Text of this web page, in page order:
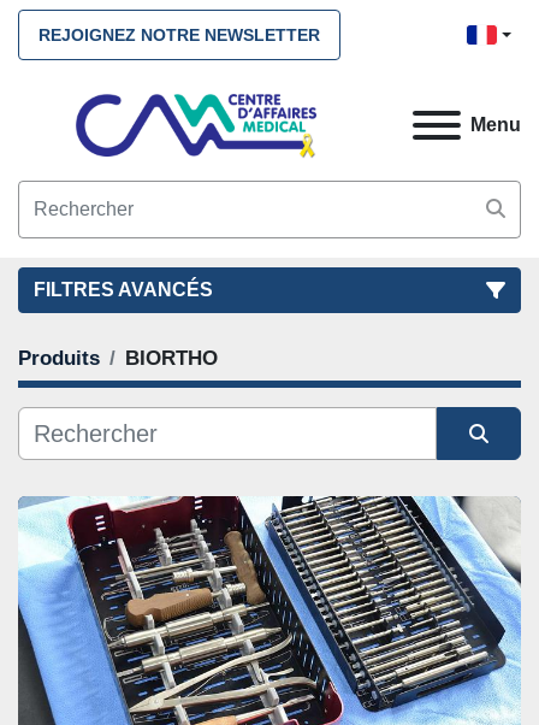
REJOIGNEZ NOTRE NEWSLETTER
Menu
FILTRES AVANCÉS
FILTRES (1)
BIORTHO
Produits BIORTHO